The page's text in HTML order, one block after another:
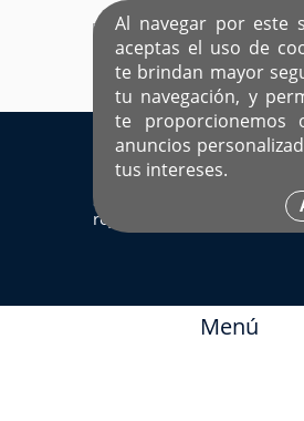
Al navegar por este
aceptas el uso de
te brindan mayor
tu navegación, y
te proporcionemos
anuncios
tus intereses.
EL ÚNICO SITIO DEDICADO
HISPANOS COMO
Ingresa
Sí ya estás
registrado
Menú